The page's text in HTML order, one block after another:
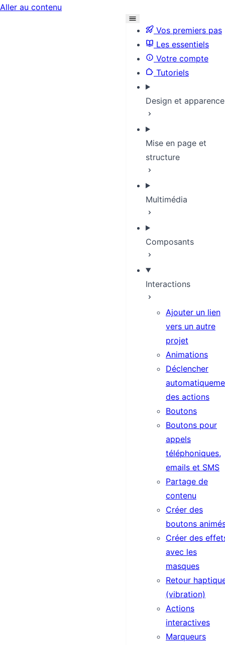
Aller au contenu
Vos premiers pas
Les essentiels
Votre compte
Tutoriels
Design et apparence
Mise en page et
structure
Multimédia
Composants
Interactions
Ajouter un lien
vers un autre
projet
Animations
Déclencher
des actions
Boutons
Boutons pour
appels
téléphoniques,
emails et SMS
Partage de
contenu
Créer des
boutons
Créer des
avec les
masques
Retour
(vibration)
Actions
interactives
Marqueurs